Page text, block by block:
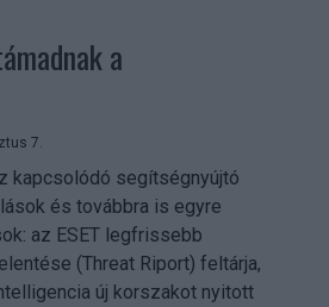
a
7.
kapcsolódó segítségnyújtó
és továbbra is egyre
az ESET legfrissebb
(Threat Riport) feltárja,
új korszakot nyitott